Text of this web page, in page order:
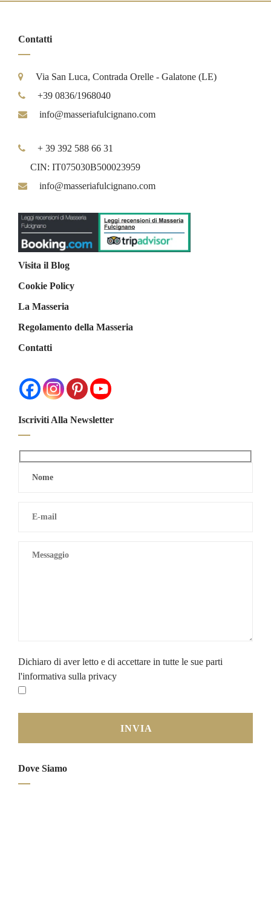
Contatti
Via San Luca, Contrada Orelle - Galatone (LE)
+39 0836/1968040
info@masseriafulcignano.com
+ 39 392 588 66 31
CIN: IT075030B500023959
info@masseriafulcignano.com
Visita il Blog
Cookie Policy
La Masseria
Regolamento della Masseria
Contatti
Iscriviti Alla Newsletter
Dichiaro di aver letto e di accettare in tutte le sue parti
l'informativa sulla privacy
Dove Siamo